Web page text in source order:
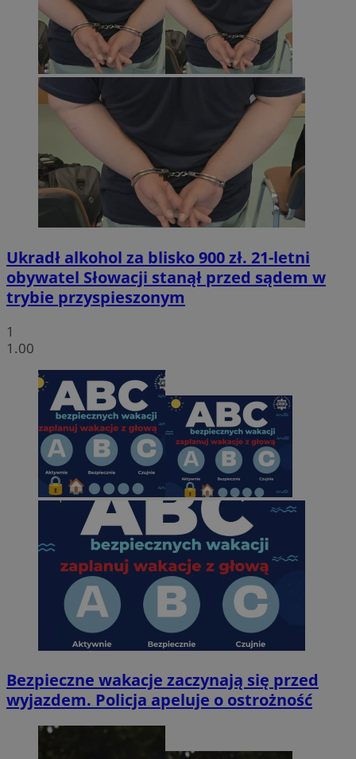
Ukradł alkohol za blisko 900 zł. 21-letni
obywatel Słowacji stanął przed sądem w
trybie przyspieszonym
1
1.00
Bezpieczne wakacje zaczynają się przed
wyjazdem. Policja apeluje o ostrożność